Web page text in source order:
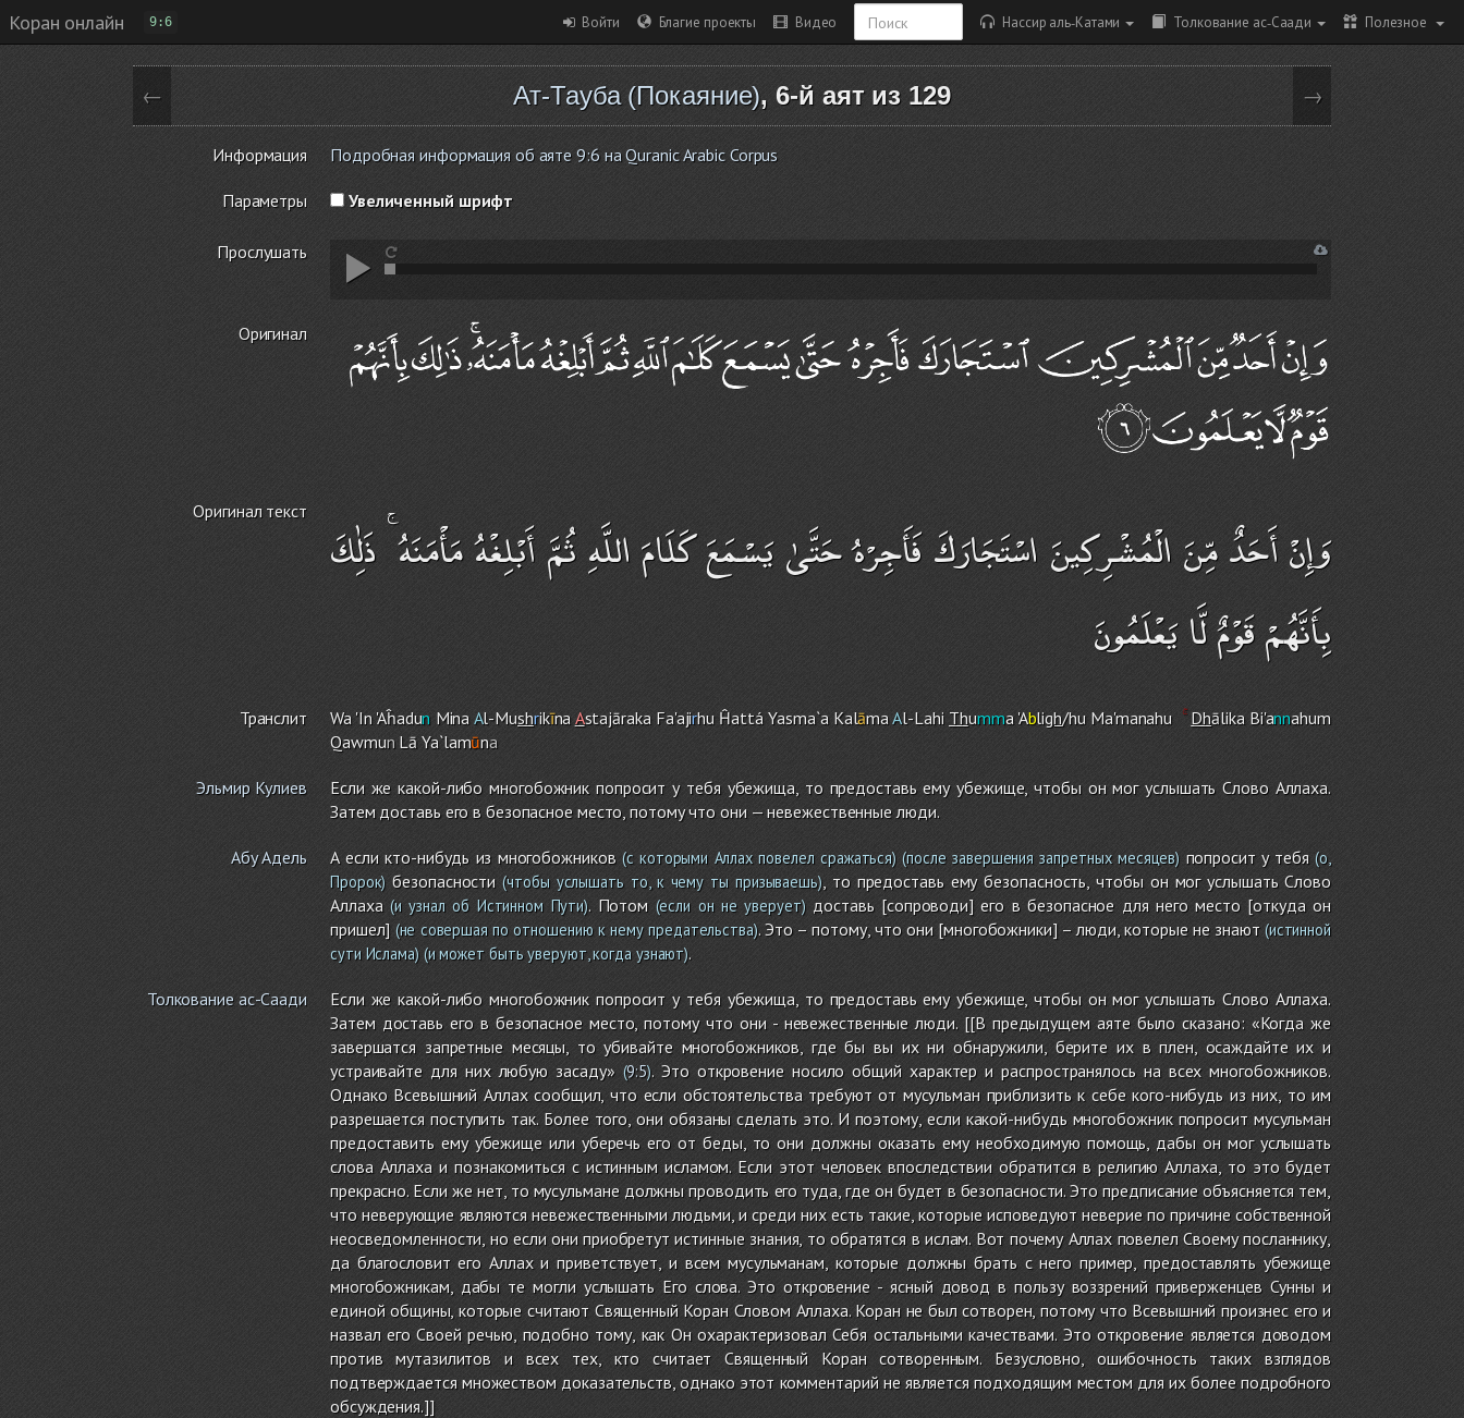
Коран онлайн 9:6 Войти Благие проекты Видео Нассир аль-Катами Толкование ас-Саади Полезное
← Ат-Тауба (Покаяние), 6-й аят из 129 →
Информация Подробная информация об аяте 9:6 на Quranic Arabic Corpus
Параметры Увеличенный шрифт
Прослушать
Оригинал
Оригинал текст
وَإِنْ أَحَدٌ مِّنَ الْمُشْرِكِينَ اسْتَجَارَكَ فَأَجِرْهُ حَتَّىٰ يَسْمَعَ كَلَامَ اللَّهِ ثُمَّ أَبْلِغْهُ مَأْمَنَهُ ۚ ذَٰلِكَ
بِأَنَّهُمْ قَوْمٌ لَّا يَعْلَمُونَ
Транслит Wa 'In 'Aĥadun Mina Al-Mushrikīna Astajāraka Fa'ajirhu Ĥattá Yasma`a KalāmaAl-Lahi Thumma 'Abligh/hu Ma'manahu Dhālika Bi'annahum
QawmunLā Ya`lamūna
Эльмир Кулиев
Если же какой-либо многобожник попросит у тебя убежища, то предоставь ему убежище, чтобы он мог услышать Слово Аллаха.
Затем доставь его в безопасное место, потому что они — невежественные люди.
Абу Адель А если кто-нибудь из многобожников(с которыми Аллах повелел сражаться) (после завершения запретных месяцев) попросит у тебя(о,
Пророк) безопасности (чтобы услышать то, к чему ты призываешь), то предоставь ему безопасность, чтобы он мог услышать Слово
Аллаха(и узнал об Истинном Пути). Потом (если он не уверует)доставь [сопроводи] его в безопасное для него место [откуда он
пришел] (не совершая по отношению к нему предательства). Это – потому, что они [многобожники] – люди, которые не знают(истинной
сути Ислама)(и может быть уверуют, когда узнают).
Толкование ас-Саади
Если же какой-либо многобожник попросит у тебя убежища, то предоставь ему убежище, чтобы он мог услышать Слово Аллаха.
Затем доставь его в безопасное место, потому что они - невежественные люди. [[В предыдущем аяте было сказано: «Когда же
завершатся запретные месяцы, то убивайте многобожников, где бы вы их ни обнаружили, берите их в плен, осаждайте их и
устраивайте для них любую засаду»(9:5). Это откровение носило общий характер и распространялось на всех многобожников.
Однако Всевышний Аллах сообщил, что если обстоятельства требуют от мусульман приблизить к себе кого-нибудь из них, то им
разрешается поступить так. Более того, они обязаны сделать это. И поэтому, если какой-нибудь многобожник попросит мусульман
предоставить ему убежище или уберечь его от беды, то они должны оказать ему необходимую помощь, дабы он мог услышать
слова Аллаха и познакомиться с истинным исламом. Если этот человек впоследствии обратится в религию Аллаха, то это будет
прекрасно. Если же нет, то мусульмане должны проводить его туда, где он будет в безопасности. Это предписание объясняется тем,
что неверующие являются невежественными людьми, и среди них есть такие, которые исповедуют неверие по причине собственной
неосведомленности, но если они приобретут истинные знания, то обратятся в ислам. Вот почему Аллах повелел Своему посланнику,
да благословит его Аллах и приветствует, и всем мусульманам, которые должны брать с него пример, предоставлять убежище
многобожникам, дабы те могли услышать Его слова. Это откровение - ясный довод в пользу воззрений приверженцев Сунны и
единой общины, которые считают Священный Коран Словом Аллаха. Коран не был сотворен, потому что Всевышний произнес его и
назвал его Своей речью, подобно тому, как Он охарактеризовал Себя остальными качествами. Это откровение является доводом
против мутазилитов и всех тех, кто считает Священный Коран сотворенным. Безусловно, ошибочность таких взглядов
подтверждается множеством доказательств, однако этот комментарий не является подходящим местом для их более подробного
обсуждения.]]